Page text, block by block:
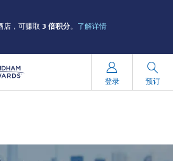
店，可赚取 3 倍积分。 了解详情
登录 预订